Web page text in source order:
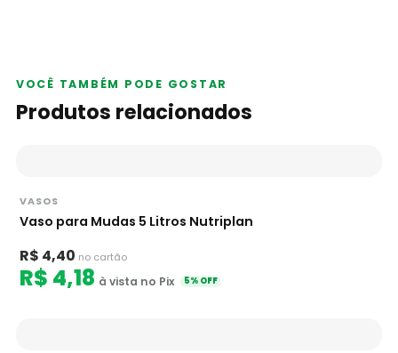
VOCÊ TAMBÉM PODE GOSTAR
Produtos relacionados
VASOS
Vaso para Mudas 5 Litros Nutriplan
R$ 4,40 no cartão
R$ 4,18 à vista no Pix 5% OFF